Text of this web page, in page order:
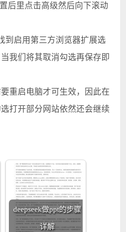
里点击高级然后向下滚动
启用第三方浏览器扩展选
我们将其取消勾选再保存即
启电脑才可生效，因此在
打开部分网站依然还会继续
deepseek做ppt的步骤
详解